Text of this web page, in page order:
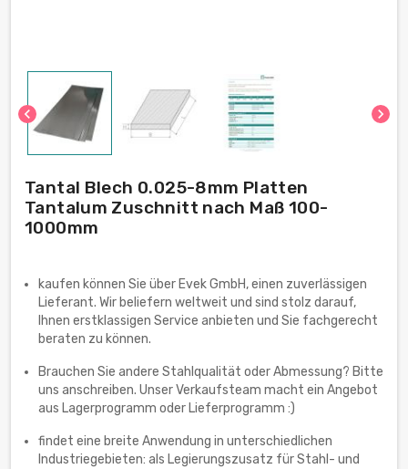
chevron_left chevron_right
Tantal Blech 0.025-8mm Platten
Tantalum Zuschnitt nach Maß 100-
1000mm
kaufen können Sie über Evek GmbH, einen zuverlässigen
Lieferant. Wir beliefern weltweit und sind stolz darauf,
Ihnen erstklassigen Service anbieten und Sie fachgerecht
beraten zu können.
Brauchen Sie andere Stahlqualität oder Abmessung? Bitte
uns anschreiben. Unser Verkaufsteam macht ein Angebot
aus Lagerprogramm oder Lieferprogramm :)
findet eine breite Anwendung in unterschiedlichen
Industriegebieten: als Legierungszusatz für Stahl- und